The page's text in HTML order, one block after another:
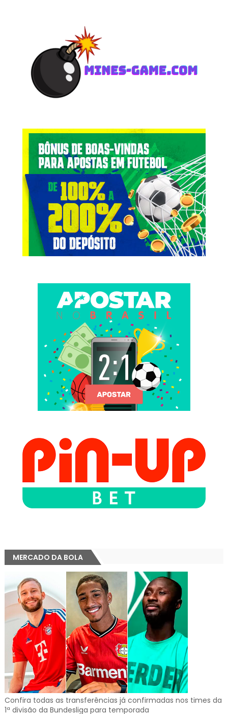
MERCADO DA BOLA
Confira todas as transferências já confirmadas nos times da
1ª divisão da Bundesliga para temporada